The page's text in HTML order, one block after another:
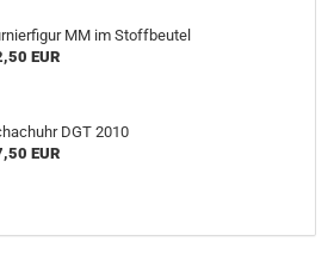
MM im Stoffbeutel
EUR
DGT 2010
EUR